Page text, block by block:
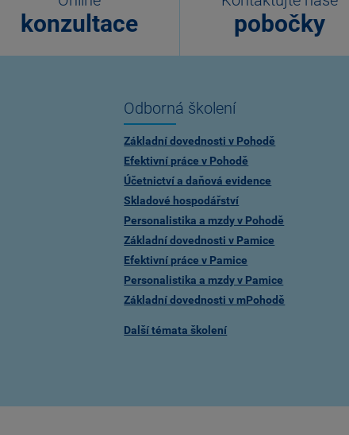
konzultace pobočky
Odborná školení
Základní dovednosti v Pohodě
Efektivní práce v Pohodě
Účetnictví a daňová evidence
Skladové hospodářství
Personalistika a mzdy v Pohodě
Základní dovednosti v Pamice
Efektivní práce v Pamice
Personalistika a mzdy v Pamice
Základní dovednosti v mPohodě
Další témata školení